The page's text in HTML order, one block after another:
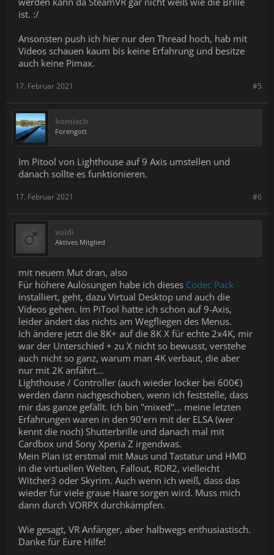
ist. :/
Ansonsten push ich hier nur den Thread hoch, hab mit
Videos schauen kaum bis keine Erfahrung und besitze
auch keine Pimax.
#5
17. Februar 2021
komisch
Forengott
Im Pitool von Lighthouse auf 9 Axis umstellen und
danach sollte es funktionieren.
#6
17. Februar 2021
voidi
Aktives Mitglied
mit neuem Mut dran, also
Für höhere Aulösungen habe ich dieses Codec Pack
installiert, geht, dazu Virtual Desktop und auch die
Videos gehen. Im PiTool hatte ich schon auf 9-Axis,
leider ändert das nichts am Wegfliegen des Menus.
Ich ändere jetzt die 8K+ auf die 8K X für echte 2x4K, mir
war der Unterschied + zu X nicht so bewusst, verstehe
auch nicht so ganz, warum man 4K verbaut, die aber
nur mit 2K anfährt...
Lighthouse / Controller (auch wieder locker bei 600€)
werden dann nachgeschoben, wenn ich feststelle, dass
mir das ganze gefällt. Ich bin "mixed"... meine letzten
Erfahrungen waren in den 90'ern mit der ELSA (wer
kennt die noch) Shutterbrille und danach mal mit
Cardbox und Sony Xperia Z irgendwas.
Mein Plan ist erstmal mit Maus und Tastatur und HMD
in die virtuellen Welten, Fallout, RDR2, vielleicht
Witcher3 oder Skyrim. Auch wenn ich weiß, dass das
wieder für viele graue Haare sorgen wird. Muss mich
dann durch VORPX durchkämpfen.
Wie gesagt, VR Anfänger, aber halbwegs enthusiastisch.
Danke für Eure Hilfe!